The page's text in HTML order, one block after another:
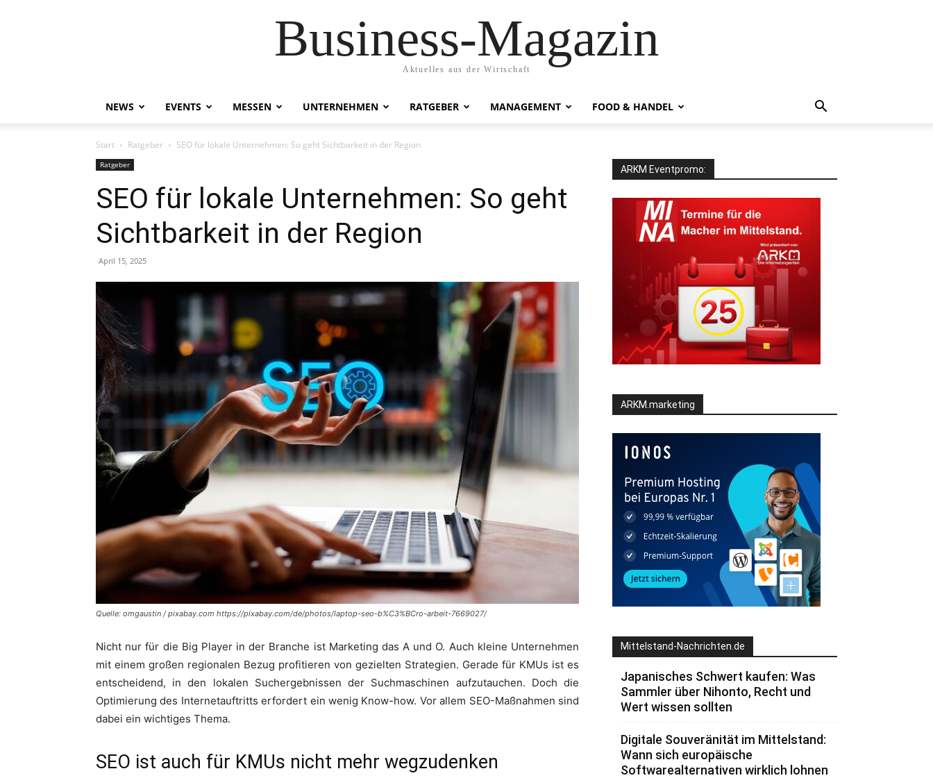
Business-Magazin
Aktuelles aus der Wirtschaft
NEWS EVENTS MESSEN UNTERNEHMEN RATGEBER MANAGEMENT FOOD & HANDEL
Start Ratgeber SEO für lokale Unternehmen: So geht Sichtbarkeit in der Region
Ratgeber
SEO für lokale Unternehmen: So geht
Sichtbarkeit in der Region
April 15, 2025
Quelle: omgaustin / pixabay.com https://pixabay.com/de/photos/laptop-seo-b%C3%BCro-arbeit-7669027/
Nicht nur für die Big Player in der Branche ist Marketing das A und O. Auch kleine Unternehmen
mit einem großen regionalen Bezug profitieren von gezielten Strategien. Gerade für KMUs ist es
entscheidend, in den lokalen Suchergebnissen der Suchmaschinen aufzutauchen. Doch die
Optimierung des Internetauftritts erfordert ein wenig Know-how. Vor allem SEO-Maßnahmen sind
dabei ein wichtiges Thema.
SEO ist auch für KMUs nicht mehr wegzudenken
ARKM Eventpromo:
ARKM.marketing
Mittelstand-Nachrichten.de
Japanisches Schwert kaufen: Was
Sammler über Nihonto, Recht und
Wert wissen sollten
Digitale Souveränität im Mittelstand:
Wann sich europäische
Softwarealternativen wirklich lohnen